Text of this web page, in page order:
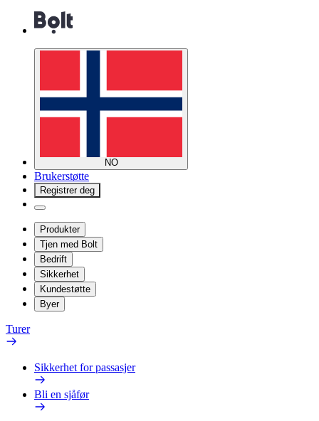
NO
Brukerstøtte
Registrer deg
Produkter
Tjen med Bolt
Bedrift
Sikkerhet
Kundestøtte
Byer
Turer
Sikkerhet for passasjer
Bli en sjåfør